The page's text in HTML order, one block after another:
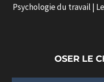
Psychologie du travail |
OSER LE